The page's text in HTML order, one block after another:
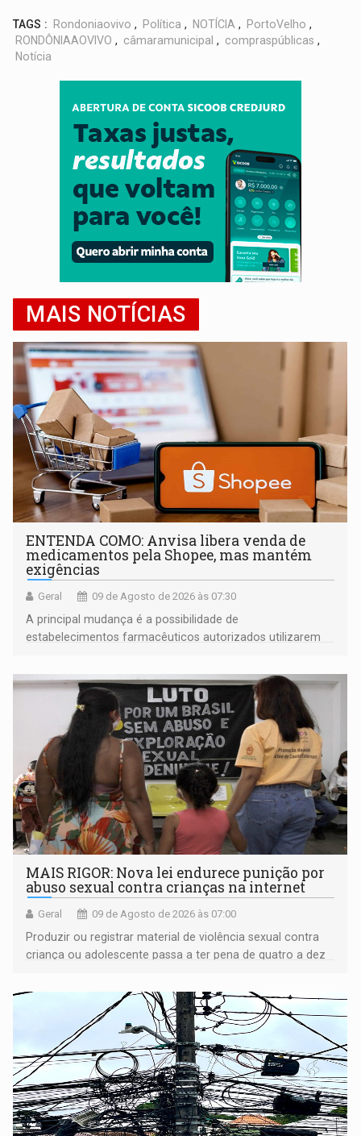
TAGS : Rondoniaovivo , Política , NOTÍCIA , PortoVelho ,
RONDÔNIAAOVIVO , câmaramunicipal , compraspúblicas ,
Notícia
MAIS NOTÍCIAS
ENTENDA COMO: Anvisa libera venda de
medicamentos pela Shopee, mas mantém
exigências
Geral 09 de Agosto de 2026 às 07:30
A principal mudança é a possibilidade de
estabelecimentos farmacêuticos autorizados utilizarem
MAIS RIGOR: Nova lei endurece punição por
abuso sexual contra crianças na internet
Geral 09 de Agosto de 2026 às 07:00
Produzir ou registrar material de violência sexual contra
criança ou adolescente passa a ter pena de quatro a dez